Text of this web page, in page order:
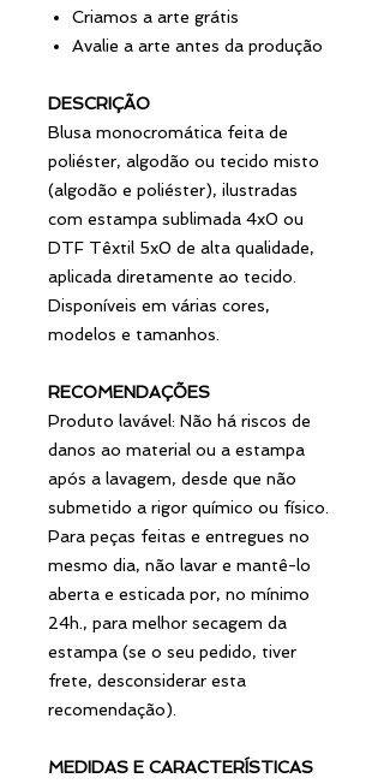
Criamos a arte grátis
Avalie a arte antes da produção
DESCRIÇÃO
Blusa monocromática feita de
poliéster, algodão ou tecido misto
(algodão e poliéster), ilustradas
com estampa sublimada 4x0 ou
DTF Têxtil 5x0 de alta qualidade,
aplicada diretamente ao tecido.
Disponíveis em várias cores,
modelos e tamanhos.
RECOMENDAÇÕES
Produto lavável: Não há riscos de
danos ao material ou a estampa
após a lavagem, desde que não
submetido a rigor químico ou físico.
Para peças feitas e entregues no
mesmo dia, não lavar e mantê-lo
aberta e esticada por, no mínimo
24h., para melhor secagem da
estampa (se o seu pedido, tiver
frete, desconsiderar esta
recomendação).
MEDIDAS E CARACTERÍSTICAS